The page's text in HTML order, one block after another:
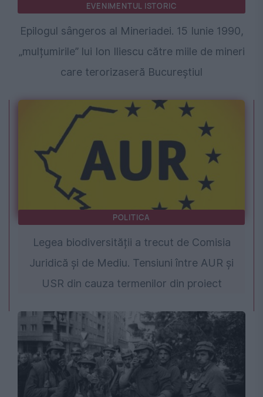
EVENIMENTUL ISTORIC
Epilogul sângeros al Mineriadei. 15 Iunie 1990,
„mulțumirile” lui Ion Iliescu către miile de mineri
care terorizaseră Bucureștiul
POLITICA
Legea biodiversității a trecut de Comisia
Juridică și de Mediu. Tensiuni între AUR și
USR din cauza termenilor din proiect